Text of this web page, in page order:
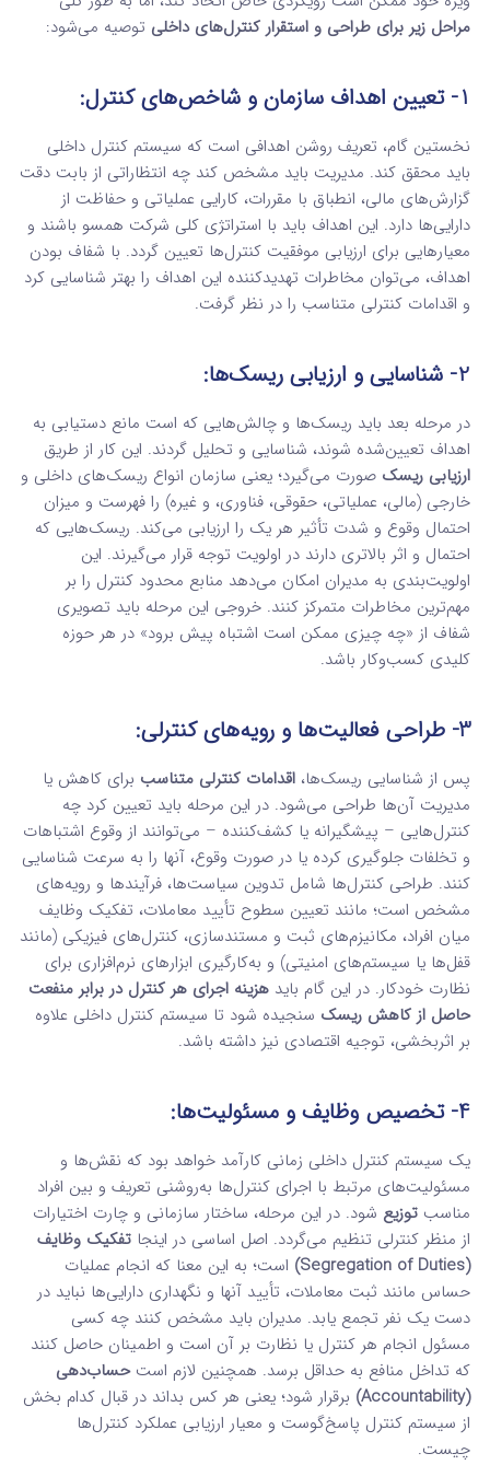
مراحل زیر برای طراحی و استقرار کنترل‌های داخلی توصیه می‌شود:
1- تعیین اهداف سازمان و شاخص‌های کنترل:
نخستین گام، تعریف روشن اهدافی است که سیستم کنترل داخلی
باید محقق کند. مدیریت باید مشخص کند چه انتظاراتی از بابت دقت
گزارش‌های مالی، انطباق با مقررات، کارایی عملیاتی و حفاظت از
دارایی‌ها دارد. این اهداف باید با استراتژی کلی شرکت همسو باشند و
معیارهایی برای ارزیابی موفقیت کنترل‌ها تعیین گردد. با شفاف بودن
اهداف، می‌توان مخاطرات تهدیدکننده این اهداف را بهتر شناسایی کرد
و اقدامات کنترلی متناسب را در نظر گرفت.
2- شناسایی و ارزیابی ریسک‌ها:
در مرحله بعد باید ریسک‌ها و چالش‌هایی که است مانع دستیابی به
اهداف تعیین‌شده شوند، شناسایی و تحلیل گردند. این کار از طریق
ارزیابی ریسک صورت می‌گیرد؛ یعنی سازمان انواع ریسک‌های داخلی و
خارجی (مالی، عملیاتی، حقوقی، فناوری، و غیره) را فهرست و میزان
احتمال وقوع و شدت تأثیر هر یک را ارزیابی می‌کند. ریسک‌هایی که
احتمال و اثر بالاتری دارند در اولویت توجه قرار می‌گیرند. این
اولویت‌بندی به مدیران امکان می‌دهد منابع محدود کنترل را بر
مهم‌ترین مخاطرات متمرکز کنند. خروجی این مرحله باید تصویری
شفاف از «چه چیزی ممکن است اشتباه پیش برود» در هر حوزه
کلیدی کسب‌وکار باشد.
3- طراحی فعالیت‌ها و رویه‌های کنترلی:
پس از شناسایی ریسک‌ها، اقدامات کنترلی متناسب برای کاهش یا
مدیریت آن‌ها طراحی می‌شود. در این مرحله باید تعیین کرد چه
کنترل‌هایی – پیشگیرانه یا کشف‌کننده – می‌توانند از وقوع اشتباهات
و تخلفات جلوگیری کرده یا در صورت وقوع، آنها را به سرعت شناسایی
کنند. طراحی کنترل‌ها شامل تدوین سیاست‌ها، فرآیندها و رویه‌های
مشخص است؛ مانند تعیین سطوح تأیید معاملات، تفکیک وظایف
میان افراد، مکانیزم‌های ثبت و مستندسازی، کنترل‌های فیزیکی (مانند
قفل‌ها یا سیستم‌های امنیتی) و به‌کارگیری ابزارهای نرم‌افزاری برای
نظارت خودکار. در این گام باید هزینه اجرای هر کنترل در برابر منفعت
حاصل از کاهش ریسک سنجیده شود تا سیستم کنترل داخلی علاوه
بر اثربخشی، توجیه اقتصادی نیز داشته باشد.
4- تخصیص وظایف و مسئولیت‌ها:
یک سیستم کنترل داخلی زمانی کارآمد خواهد بود که نقش‌ها و
مسئولیت‌های مرتبط با اجرای کنترل‌ها به‌روشنی تعریف و بین افراد
مناسب توزیع شود. در این مرحله، ساختار سازمانی و چارت اختیارات
از منظر کنترلی تنظیم می‌گردد. اصل اساسی در اینجا تفکیک وظایف
(Segregation of Duties)
است؛ به این معنا که انجام عملیات
حساس مانند ثبت معاملات، تأیید آنها و نگهداری دارایی‌ها نباید در
دست یک نفر تجمع یابد. مدیران باید مشخص کنند چه کسی
مسئول انجام هر کنترل یا نظارت بر آن است و اطمینان حاصل کنند
که تداخل منافع به حداقل برسد. همچنین لازم استحساب‌دهی
(Accountability)
برقرار شود؛ یعنی هر کس بداند در قبال کدام بخش
از سیستم کنترل پاسخ‌گوست و معیار ارزیابی عملکرد کنترل‌ها
چیست.